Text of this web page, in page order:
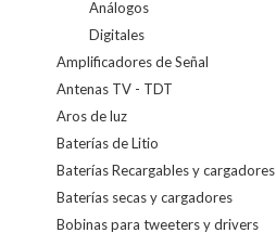
Análogos
Digitales
Amplificadores de Señal
Antenas TV - TDT
Aros de luz
Baterías de Litio
Baterías Recargables y cargadores
Baterías secas y cargadores
Bobinas para tweeters y drivers